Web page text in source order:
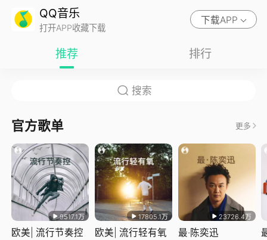
QQ音乐
打开APP收藏下载
下载APP
推荐 排行
官方歌单 更多
9517.1万
欧美| 流行节奏控
17805.1万
欧美| 流行轻有氧
23726.4万
最·陈奕迅